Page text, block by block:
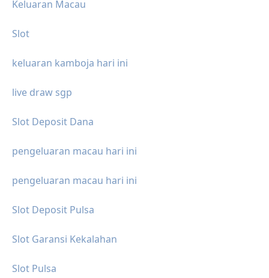
Keluaran Macau
Slot
keluaran kamboja hari ini
live draw sgp
Slot Deposit Dana
pengeluaran macau hari ini
pengeluaran macau hari ini
Slot Deposit Pulsa
Slot Garansi Kekalahan
Slot Pulsa